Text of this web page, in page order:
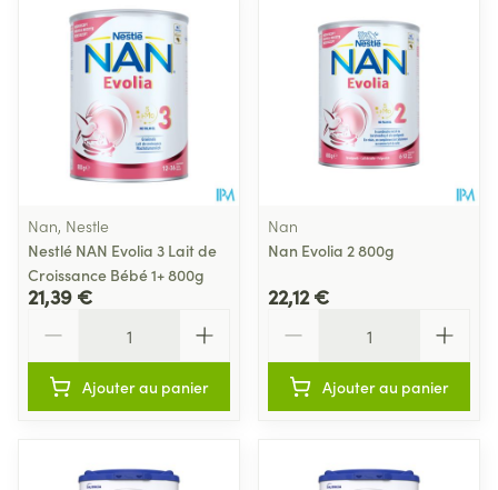
Nan, Nestle
Nestlé NAN Evolia 3 Lait de
Croissance Bébé 1+ 800g
21,39 €
Ajouter au panier
Nan
Nan Evolia 2 800g
22,12 €
Ajouter au panier